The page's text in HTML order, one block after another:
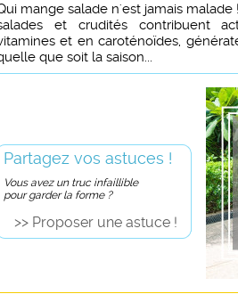
mange salade n'est jamais
et crudités contribuent
et en caroténoïdes,
que soit la saison...
Partagez vos astuces !
Vous avez un truc infaillible
pour garder la forme ?
>> Proposer une astuce !